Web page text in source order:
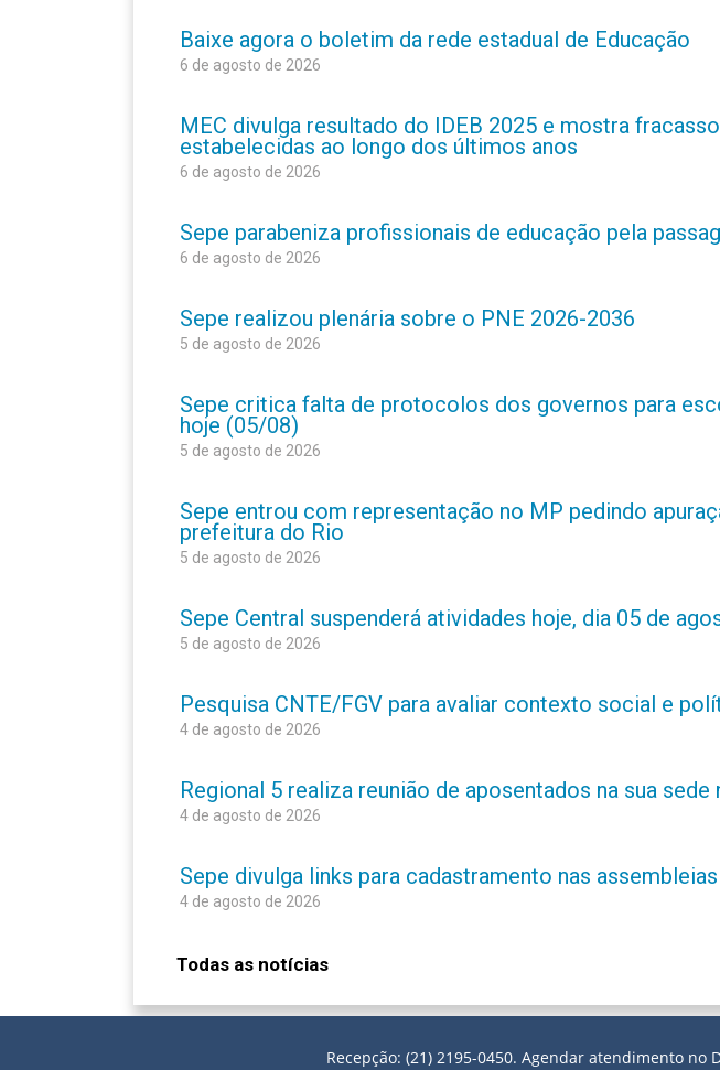
Baixe agora o boletim da rede estadual de Educação
6 de agosto de 2026
MEC divulga resultado do IDEB 2025 e mostra
estabelecidas ao longo dos últimos anos
6 de agosto de 2026
Sepe parabeniza profissionais de educação pela
6 de agosto de 2026
Sepe realizou plenária sobre o PNE 2026-2036
5 de agosto de 2026
Sepe critica falta de protocolos dos governos para
hoje (05/08)
5 de agosto de 2026
Sepe entrou com representação no MP pedindo
prefeitura do Rio
5 de agosto de 2026
Sepe Central suspenderá atividades hoje, dia 05 de
5 de agosto de 2026
Pesquisa CNTE/FGV para avaliar contexto social e
4 de agosto de 2026
Regional 5 realiza reunião de aposentados na sua sede
4 de agosto de 2026
Sepe divulga links para cadastramento nas
4 de agosto de 2026
Todas as notícias
Recepção: (21) 2195-0450. Agendar atendimento no